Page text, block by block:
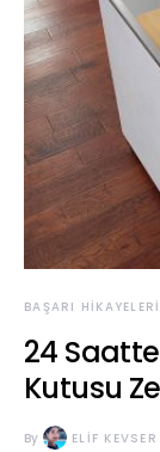
BAŞARI HIKAYELERI
24
Kutusu
By ELIF